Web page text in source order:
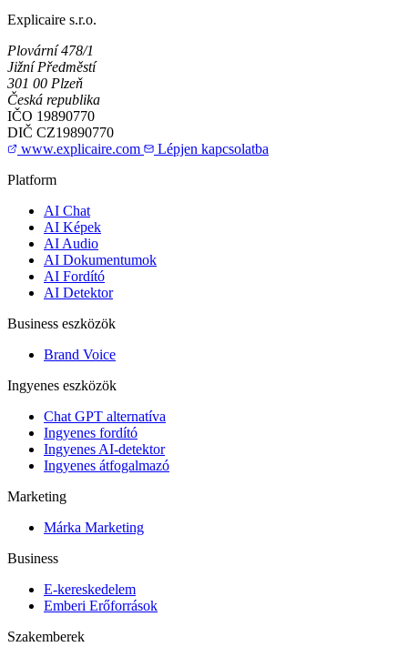
Explicaire s.r.o.
Plovární 478/1
Jižní Předměstí
301 00 Plzeň
Česká republika
IČO 19890770
DIČ CZ19890770
www.explicaire.com
Lépjen kapcsolatba
Platform
AI Chat
AI Képek
AI Audio
AI Dokumentumok
AI Fordító
AI Detektor
Business eszközök
Brand Voice
Ingyenes eszközök
Chat GPT alternatíva
Ingyenes fordító
Ingyenes AI-detektor
Ingyenes átfogalmazó
Marketing
Márka Marketing
Business
E-kereskedelem
Emberi Erőforrások
Szakemberek